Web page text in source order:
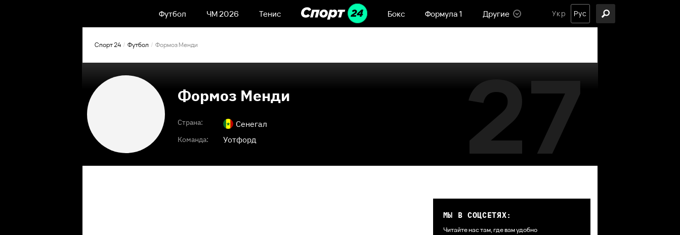
Футбол ЧМ 2026 Тенис Бокс Формула 1 Другие Укр Рус
Спорт 24 Футбол Формоз Менди
Формоз Менди
Страна: Сенегал
Команда: Уотфорд 27
МЫ В СОЦСЕТЯХ:
Читайте нас там, где вам удобно